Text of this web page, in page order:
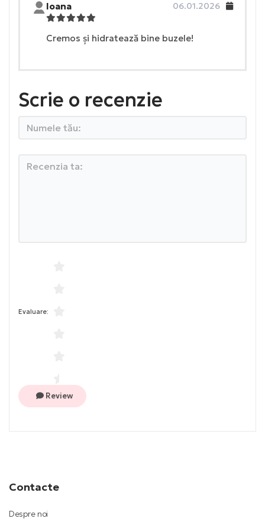
06.01.2026
Ioana
Cremos și hidratează bine buzele!
Scrie o recenzie
Evaluare:
Review
Contacte
Despre noi